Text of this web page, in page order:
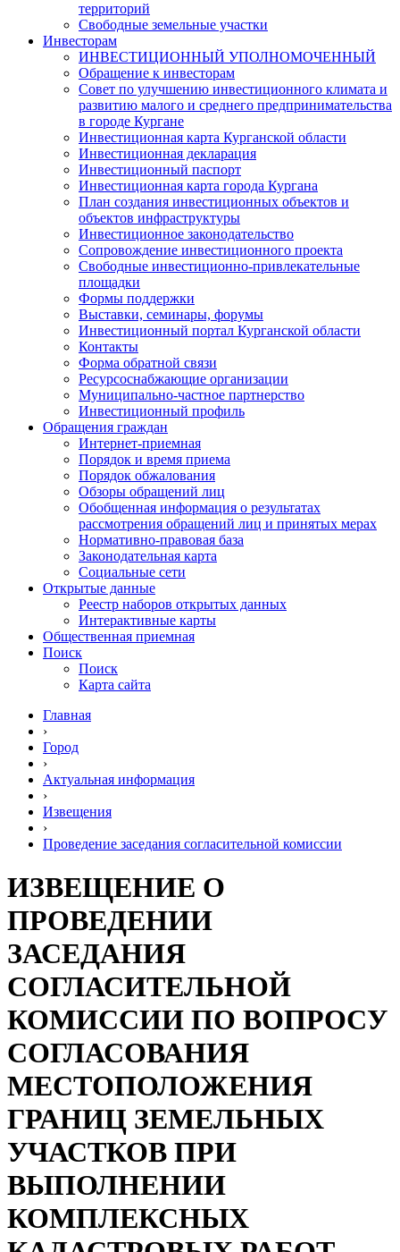
территорий
Свободные земельные участки
Инвесторам
ИНВЕСТИЦИОННЫЙ УПОЛНОМОЧЕННЫЙ
Обращение к инвесторам
Совет по улучшению инвестиционного климата и
развитию малого и среднего предпринимательства
в городе Кургане
Инвестиционная карта Курганской области
Инвестиционная декларация
Инвестиционный паспорт
Инвестиционная карта города Кургана
План создания инвестиционных объектов и
объектов инфраструктуры
Инвестиционное законодательство
Сопровождение инвестиционного проекта
Свободные инвестиционно-привлекательные
площадки
Формы поддержки
Выставки, семинары, форумы
Инвестиционный портал Курганской области
Контакты
Форма обратной связи
Ресурсоснабжающие организации
Муниципально-частное партнерство
Инвестиционный профиль
Обращения граждан
Интернет-приемная
Порядок и время приема
Порядок обжалования
Обзоры обращений лиц
Обобщенная информация о результатах
рассмотрения обращений лиц и принятых мерах
Нормативно-правовая база
Законодательная карта
Социальные сети
Открытые данные
Реестр наборов открытых данных
Интерактивные карты
Общественная приемная
Поиск
Поиск
Карта сайта
Главная
›
Город
›
Актуальная информация
›
Извещения
›
Проведение заседания согласительной комиссии
ИЗВЕЩЕНИЕ О
ПРОВЕДЕНИИ
ЗАСЕДАНИЯ
СОГЛАСИТЕЛЬНОЙ
КОМИССИИ ПО ВОПРОСУ
СОГЛАСОВАНИЯ
МЕСТОПОЛОЖЕНИЯ
ГРАНИЦ ЗЕМЕЛЬНЫХ
УЧАСТКОВ ПРИ
ВЫПОЛНЕНИИ
КОМПЛЕКСНЫХ